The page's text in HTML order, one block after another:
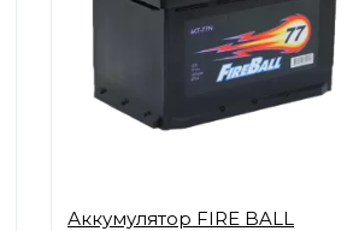
Аккумулятор FIRE BALL